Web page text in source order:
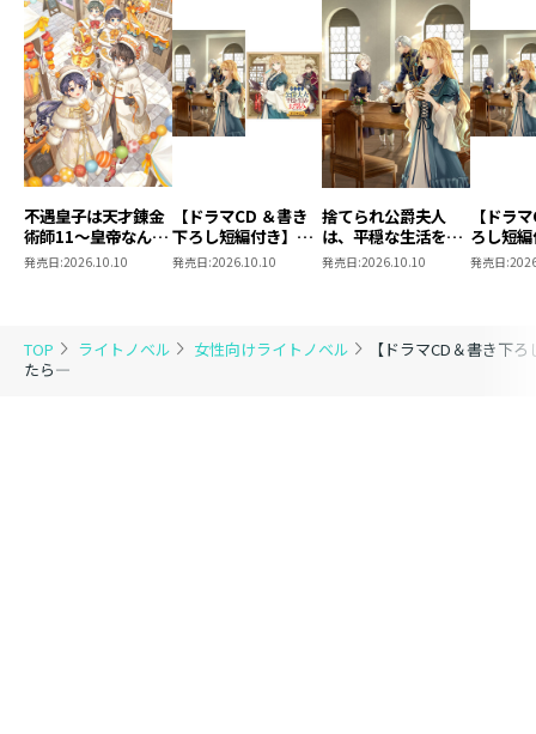
TOP ライトノベル 女性向けライトノベル
【ドラマCD＆書き下
たら―
《未明の地》の巡回へ。その先で魔物の遺骸を多数見つ
ける。相棒の聖剣・サルティスの助言に従って異変の原
因を探るために地上に降り立つと、周囲に甘い匂いが満
ちてきて……？
ウィステリアの願望が叶うーー？ 原作・永野水貴書き
下ろしオリジナル脚本にてお届けする、師弟恋愛ファン
タジー！ ぜひ、お楽しみください。
【ドラマCD1出演】
サルティス：浜田賢二
不遇皇子は天才錬金
術師11～皇帝なんて
柄じゃないので弟妹
を可愛がりたい～
発売日:2026.10.10
【ドラマCD ＆書き
下ろし短編付き】捨
てられ公爵夫人は、
平穏な生活をお望み
サイン本】
発売日:2026.10.10
捨てられ公爵夫人
は、平穏な生活をお
望みのようです5
発売日:2026.10.10
【ドラ
ろし短
られ公
穏な生
発売日: